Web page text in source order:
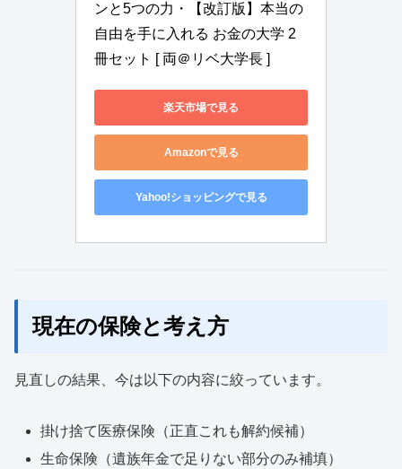
ンと5つの力・【改訂版】本当の
自由を手に入れる お金の大学 2
冊セット [ 両＠リベ大学長 ]
楽天市場で見る
Amazonで見る
Yahoo!ショッピングで見る
現在の保険と考え方
見直しの結果、今は以下の内容に絞っています。
掛け捨て医療保険（正直これも解約候補）
生命保険（遺族年金で足りない部分のみ補填）